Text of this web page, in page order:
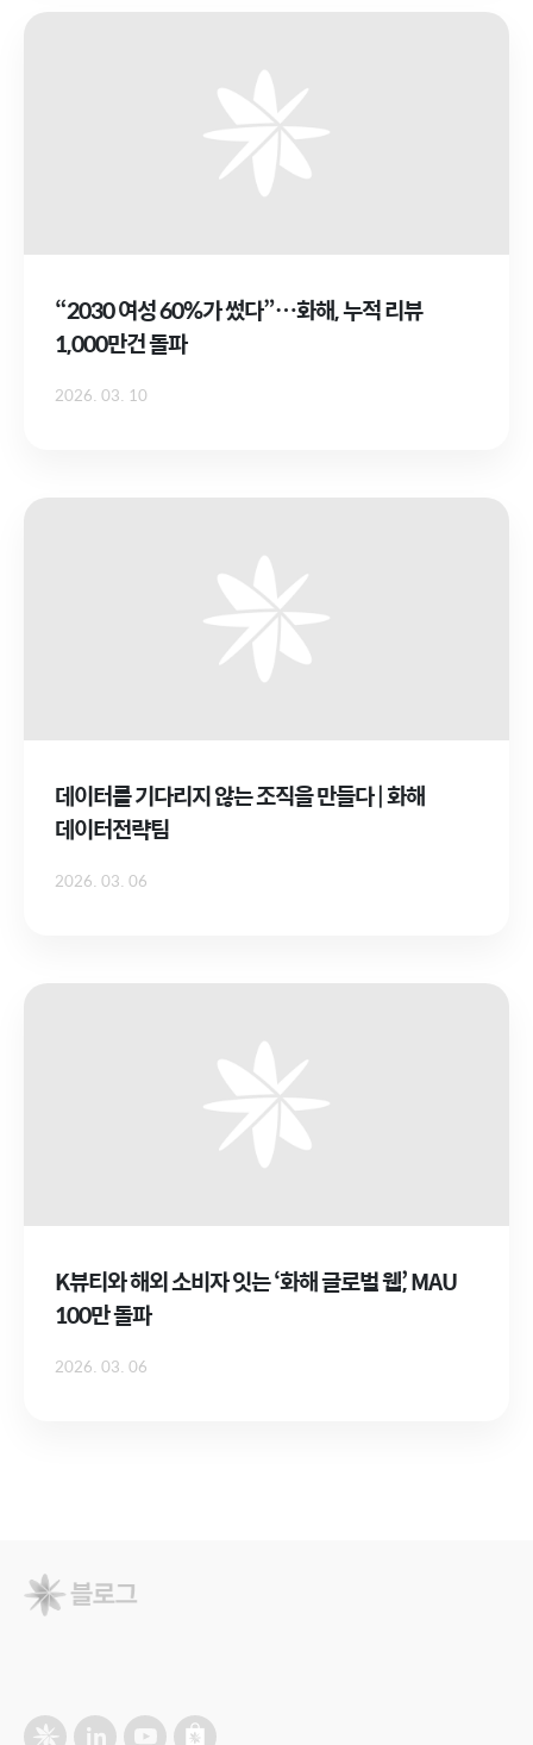
“2030 여성 60%가 썼다”…화해, 누적 리뷰
1,000만건 돌파
2026. 03. 10
데이터를 기다리지 않는 조직을 만들다 | 화해
데이터전략팀
2026. 03. 06
K뷰티와 해외 소비자 잇는 ‘화해 글로벌 웹’, MAU
100만 돌파
2026. 03. 06